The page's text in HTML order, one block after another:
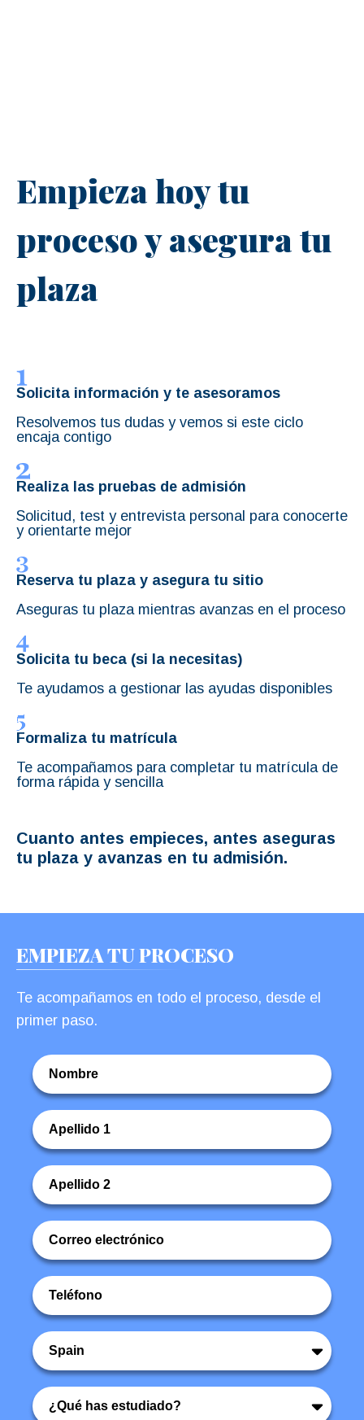
Empieza hoy tu
proceso y asegura tu
plaza
Solicita información y te asesoramos
Resolvemos tus dudas y vemos si este ciclo
encaja contigo
Realiza las pruebas de admisión
Solicitud, test y entrevista personal para conocerte
y orientarte mejor
Reserva tu plaza y asegura tu sitio
Aseguras tu plaza mientras avanzas en el proceso
Solicita tu beca (si la necesitas)
Te ayudamos a gestionar las ayudas disponibles
Formaliza tu matrícula
Te acompañamos para completar tu matrícula de
forma rápida y sencilla
Cuanto antes empieces, antes aseguras
tu plaza y avanzas en tu admisión.
EMPIEZA TU PROCESO
Te acompañamos en todo el proceso, desde el
primer paso.